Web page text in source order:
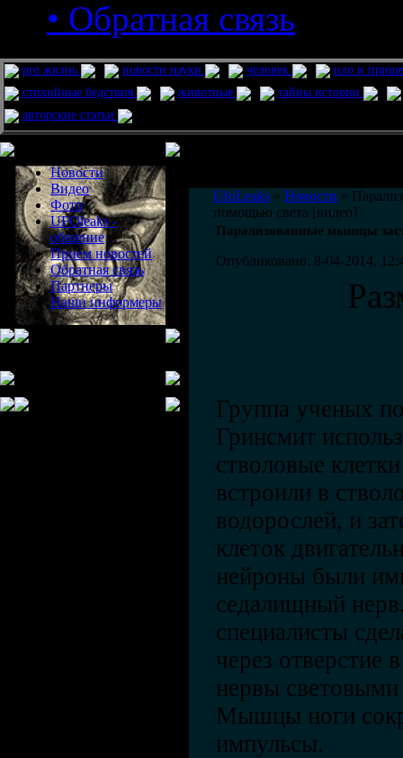
• Обратная связь
pro жизнь новости науки человек
нло и
стихийные бедствия
животные
тайны истории
авторские статьи
Новости
Видео
Фото
UFOleaks -
общение
Прием новостей
Обратная связь
Партнеры
Наши информеры
UfoLeaks » Новости »
помощью света [видео]
Парализованные мышцы
Опубликовано: 8-04-2014,
Группа ученых
Гринсмит
стволовые
встроили в
водорослей, и
клеток
нейроны были
седалищный
специалисты
через отверстие
нервы световыми
Мышцы ноги
импульсы.